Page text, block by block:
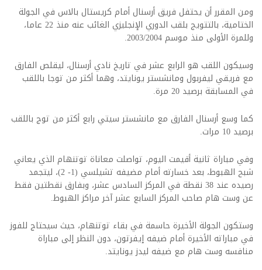
ومن المقرر أن يحتفل فريق أرسنال أمام كريستال بالاس في الجولة
الختامية، بالتتويج بلقب الدوري الإنجليزي الغائب عنه منذ 22 عاما،
وللمرة الأولى منذ موسم 2003/2004.
وسيكون اللقب هو الرابع عشر في تاريخ نادي أرسنال، ليقلص الفارق
مع فريقي ليفربول ومانشستر يونايتد، وهما أكثر من توجا باللقب
في المسابقة برصيد 20 مرة.
كما وسع أرسنال الفارق مع مانشستر سيتي رابع أكثر من توج باللقب
برصيد 10 مرات.
وفي مباراة ثانية أقيمت اليوم، تواصلت معاناة توتنهام الذي يعاني
شبح الهبوط، بعد خسارته أمام مضيفه تشيلسي (1- 2)، ليتجمد
رصيده عند 38 نقطة في المركز السادس عشر، وبفارق نقطتين فقط
عن وست هام صاحب المركز السابع عشر آخر مراكز الهبوط.
وستكون الجولة الأخيرة حاسمة في بقاء توتنهام، حيث سيحتاج للفوز
في مباراته الأخيرة أمام ضيفه إيفرتون، دون النظر إلى مباراة
منافسه وست هام مع ضيفه ليدز يونايتد.